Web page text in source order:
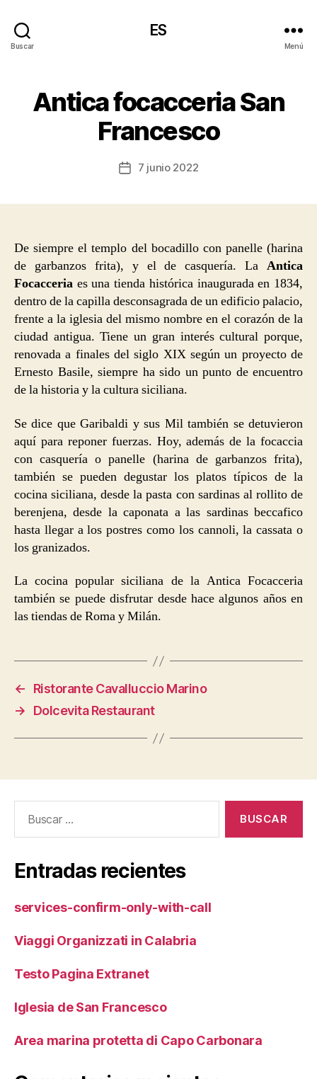
Buscar
ES
Menú
Antica focacceria San
Francesco
Fecha7 junio 2022
De siempre el templo del bocadillo con panelle (harina
de garbanzos frita), y el de casquería. La Antica
Focacceria es una tienda histórica inaugurada en 1834,
dentro de la capilla desconsagrada de un edificio palacio,
frente a la iglesia del mismo nombre en el corazón de la
ciudad antigua. Tiene un gran interés cultural porque,
renovada a finales del siglo XIX según un proyecto de
Ernesto Basile, siempre ha sido un punto de encuentro
de la historia y la cultura siciliana.
Se dice que Garibaldi y sus Mil también se detuvieron
aquí para reponer fuerzas. Hoy, además de la focaccia
con casquería o panelle (harina de garbanzos frita),
también se pueden degustar los platos típicos de la
cocina siciliana, desde la pasta con sardinas al rollito de
berenjena, desde la caponata a las sardinas beccafico
hasta llegar a los postres como los cannoli, la cassata o
los granizados.
La cocina popular siciliana de la Antica Focacceria
también se puede disfrutar desde hace algunos años en
las tiendas de Roma y Milán.
←
Ristorante Cavalluccio Marino
→
Dolcevita Restaurant
Entradas recientes
services-confirm-only-with-call
Viaggi Organizzati in Calabria
Testo Pagina Extranet
Iglesia de San Francesco
Area marina protetta di Capo Carbonara